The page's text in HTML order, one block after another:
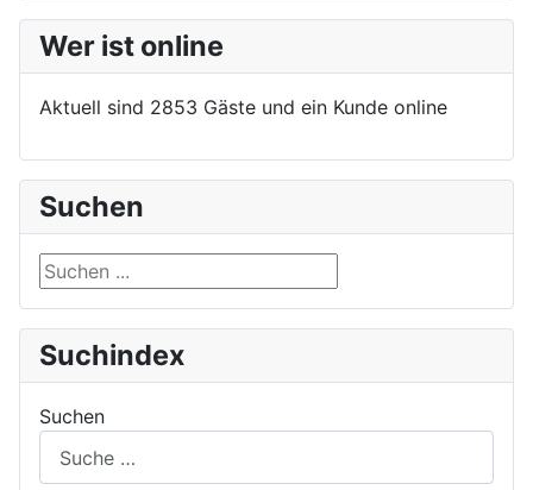
Wer ist online
Aktuell sind 2853 Gäste und ein Kunde online
Suchen
Suchen ...
Suchindex
Suchen